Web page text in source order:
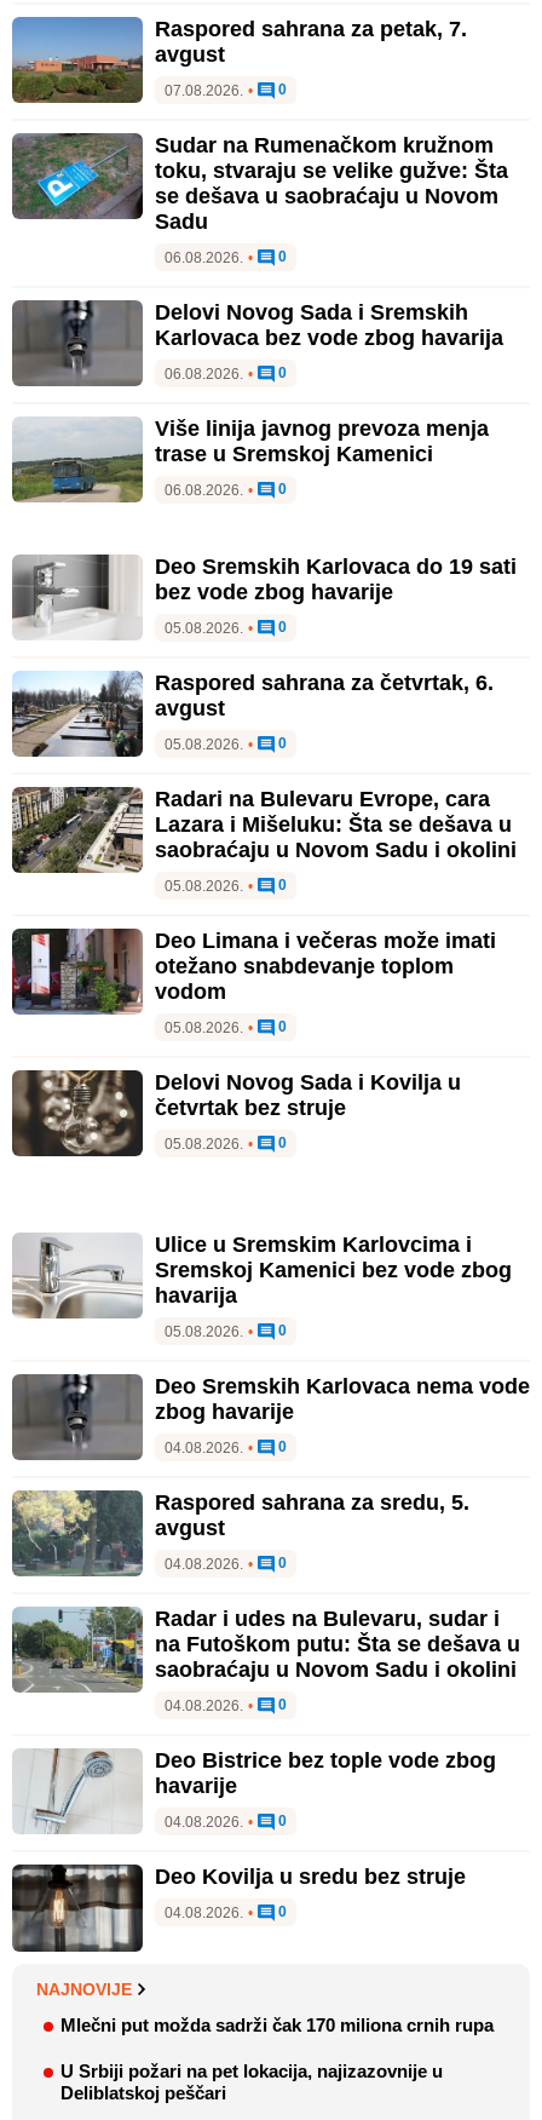
Raspored sahrana za petak, 7.
avgust
07.08.2026. • 0
Sudar na Rumenačkom kružnom
toku, stvaraju se velike gužve: Šta
se dešava u saobraćaju u Novom
Sadu
06.08.2026. • 0
Delovi Novog Sada i Sremskih
Karlovaca bez vode zbog havarija
06.08.2026. • 0
Više linija javnog prevoza menja
trase u Sremskoj Kamenici
06.08.2026. • 0
Deo Sremskih Karlovaca do 19 sati
bez vode zbog havarije
05.08.2026. • 0
Raspored sahrana za četvrtak, 6.
avgust
05.08.2026. • 0
Radari na Bulevaru Evrope, cara
Lazara i Mišeluku: Šta se dešava u
saobraćaju u Novom Sadu i okolini
05.08.2026. • 0
Deo Limana i večeras može imati
otežano snabdevanje toplom
vodom
05.08.2026. • 0
Delovi Novog Sada i Kovilja u
četvrtak bez struje
05.08.2026. • 0
Ulice u Sremskim Karlovcima i
Sremskoj Kamenici bez vode zbog
havarija
05.08.2026. • 0
Deo Sremskih Karlovaca nema vode
zbog havarije
04.08.2026. • 0
Raspored sahrana za sredu, 5.
avgust
04.08.2026. • 0
Radar i udes na Bulevaru, sudar i
na Futoškom putu: Šta se dešava u
saobraćaju u Novom Sadu i okolini
04.08.2026. • 0
Deo Bistrice bez tople vode zbog
havarije
04.08.2026. • 0
Deo Kovilja u sredu bez struje
04.08.2026. • 0
NAJNOVIJE
Mlečni put možda sadrži čak 170 miliona crnih rupa
U Srbiji požari na pet lokacija, najizazovnije u
Deliblatskoj peščari